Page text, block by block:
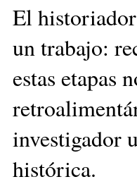
El
un trabajo:
estas etapas
investigador
histórica.